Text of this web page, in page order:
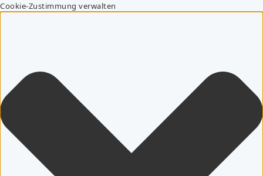
Cookie-Zustimmung verwalten